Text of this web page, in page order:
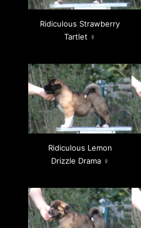
Ridiculous Strawberry
Tartlet ♀
Ridiculous Lemon
Drizzle Drama ♀